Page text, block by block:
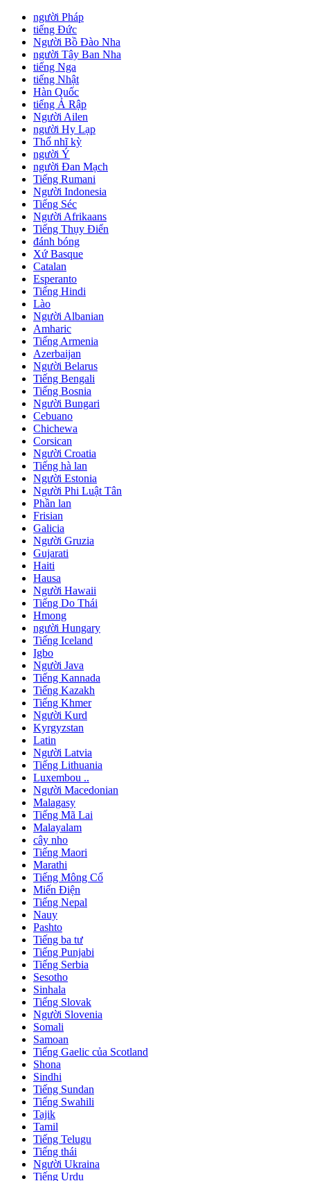
người Pháp
tiếng Đức
Người Bồ Đào Nha
người Tây Ban Nha
tiếng Nga
tiếng Nhật
Hàn Quốc
tiếng Ả Rập
Người Ailen
người Hy Lạp
Thổ nhĩ kỳ
người Ý
người Đan Mạch
Tiếng Rumani
Người Indonesia
Tiếng Séc
Người Afrikaans
Tiếng Thụy Điển
đánh bóng
Xứ Basque
Catalan
Esperanto
Tiếng Hindi
Lào
Người Albanian
Amharic
Tiếng Armenia
Azerbaijan
Người Belarus
Tiếng Bengali
Tiếng Bosnia
Người Bungari
Cebuano
Chichewa
Corsican
Người Croatia
Tiếng hà lan
Người Estonia
Người Phi Luật Tân
Phần lan
Frisian
Galicia
Người Gruzia
Gujarati
Haiti
Hausa
Người Hawaii
Tiếng Do Thái
Hmong
người Hungary
Tiếng Iceland
Igbo
Người Java
Tiếng Kannada
Tiếng Kazakh
Tiếng Khmer
Người Kurd
Kyrgyzstan
Latin
Người Latvia
Tiếng Lithuania
Luxembou ..
Người Macedonian
Malagasy
Tiếng Mã Lai
Malayalam
cây nho
Tiếng Maori
Marathi
Tiếng Mông Cổ
Miến Điện
Tiếng Nepal
Nauy
Pashto
Tiếng ba tư
Tiếng Punjabi
Tiếng Serbia
Sesotho
Sinhala
Tiếng Slovak
Người Slovenia
Somali
Samoan
Tiếng Gaelic của Scotland
Shona
Sindhi
Tiếng Sundan
Tiếng Swahili
Tajik
Tamil
Tiếng Telugu
Tiếng thái
Người Ukraina
Tiếng Urdu